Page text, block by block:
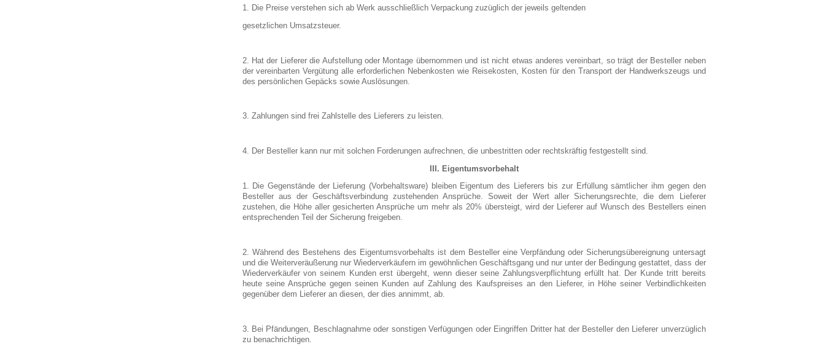
1. Die Preise verstehen sich ab Werk ausschließlich Verpackung zuzüglich der jeweils geltenden
gesetzlichen Umsatzsteuer.
2. Hat der Lieferer die Aufstellung oder Montage übernommen und ist nicht etwas anderes vereinbart, so trägt der Besteller neben
der vereinbarten Vergütung alle erforderlichen Nebenkosten wie Reisekosten, Kosten für den Transport der Handwerkszeugs und
des persönlichen Gepäcks sowie Auslösungen.
3. Zahlungen sind frei Zahlstelle des Lieferers zu leisten.
4. Der Besteller kann nur mit solchen Forderungen aufrechnen, die unbestritten oder rechtskräftig festgestellt sind.
III. Eigentumsvorbehalt
1. Die Gegenstände der Lieferung (Vorbehaltsware) bleiben Eigentum des Lieferers bis zur Erfüllung sämtlicher ihm gegen den
Besteller aus der Geschäftsverbindung zustehenden Ansprüche. Soweit der Wert aller Sicherungsrechte, die dem Lieferer
zustehen, die Höhe aller gesicherten Ansprüche um mehr als 20% übersteigt, wird der Lieferer auf Wunsch des Bestellers einen
entsprechenden Teil der Sicherung freigeben.
2. Während des Bestehens des Eigentumsvorbehalts ist dem Besteller eine Verpfändung oder Sicherungsübereignung untersagt
und die Weiterveräußerung nur Wiederverkäufern im gewöhnlichen Geschäftsgang und nur unter der Bedingung gestattet, dass der
Wiederverkäufer von seinem Kunden erst übergeht, wenn dieser seine Zahlungsverpflichtung erfüllt hat. Der Kunde tritt bereits
heute seine Ansprüche gegen seinen Kunden auf Zahlung des Kaufspreises an den Lieferer, in Höhe seiner Verbindlichkeiten
gegenüber dem Lieferer an diesen, der dies annimmt, ab.
3. Bei Pfändungen, Beschlagnahme oder sonstigen Verfügungen oder Eingriffen Dritter hat der Besteller den Lieferer unverzüglich
zu benachrichtigen.